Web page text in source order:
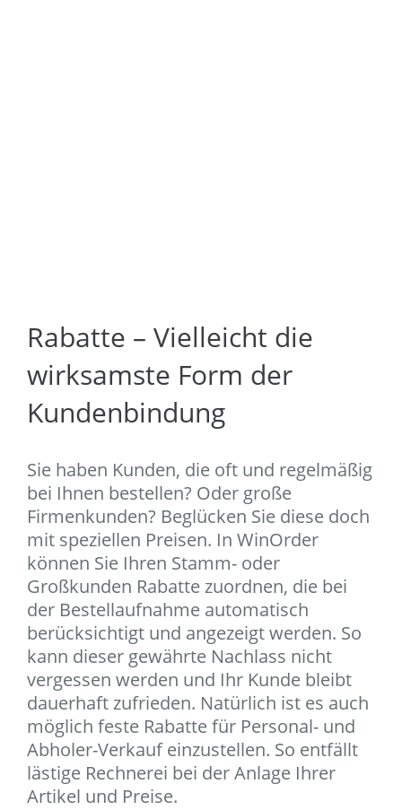
Rabatte – Vielleicht die
wirksamste Form der
Kundenbindung
Sie haben Kunden, die oft und regelmäßig
bei Ihnen bestellen? Oder große
Firmenkunden? Beglücken Sie diese doch
mit speziellen Preisen. In WinOrder
können Sie Ihren Stamm- oder
Großkunden Rabatte zuordnen, die bei
der Bestellaufnahme automatisch
berücksichtigt und angezeigt werden. So
kann dieser gewährte Nachlass nicht
vergessen werden und Ihr Kunde bleibt
dauerhaft zufrieden. Natürlich ist es auch
möglich feste Rabatte für Personal- und
Abholer-Verkauf einzustellen. So entfällt
lästige Rechnerei bei der Anlage Ihrer
Artikel und Preise.